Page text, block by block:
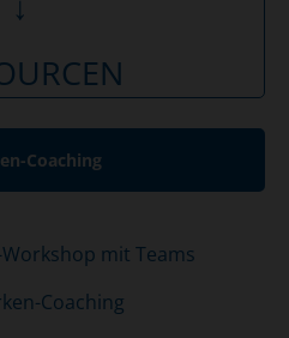
Coaching
mit Teams
Coaching